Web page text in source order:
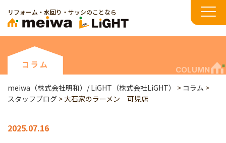
リフォーム・水回り・サッシのことなら
コラム
COLUMN
meiwa（株式会社明和）/ LiGHT（株式会社LiGHT） > コラム >
スタッフブログ >大石家のラーメン 可児店
2025.07.16